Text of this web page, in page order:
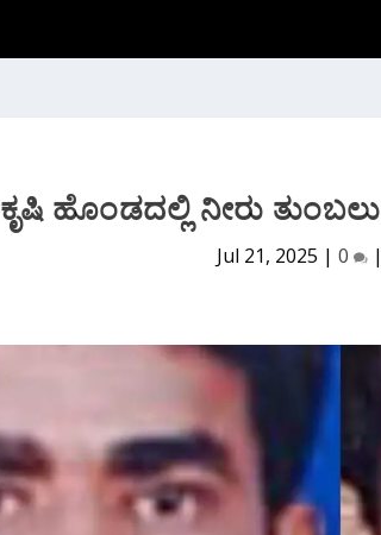
ಕೃಷಿ ಹೊಂಡದಲ್ಲಿ ನೀರು
Jul 21, 2025 | 0 |